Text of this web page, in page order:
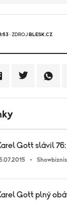
· ZDROJ BLESK.CZ
Gott slávil
Showbiznis
Gott plný